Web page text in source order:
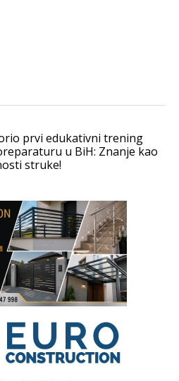
prvi edukativni trening
u BiH: Znanje kao
struke!